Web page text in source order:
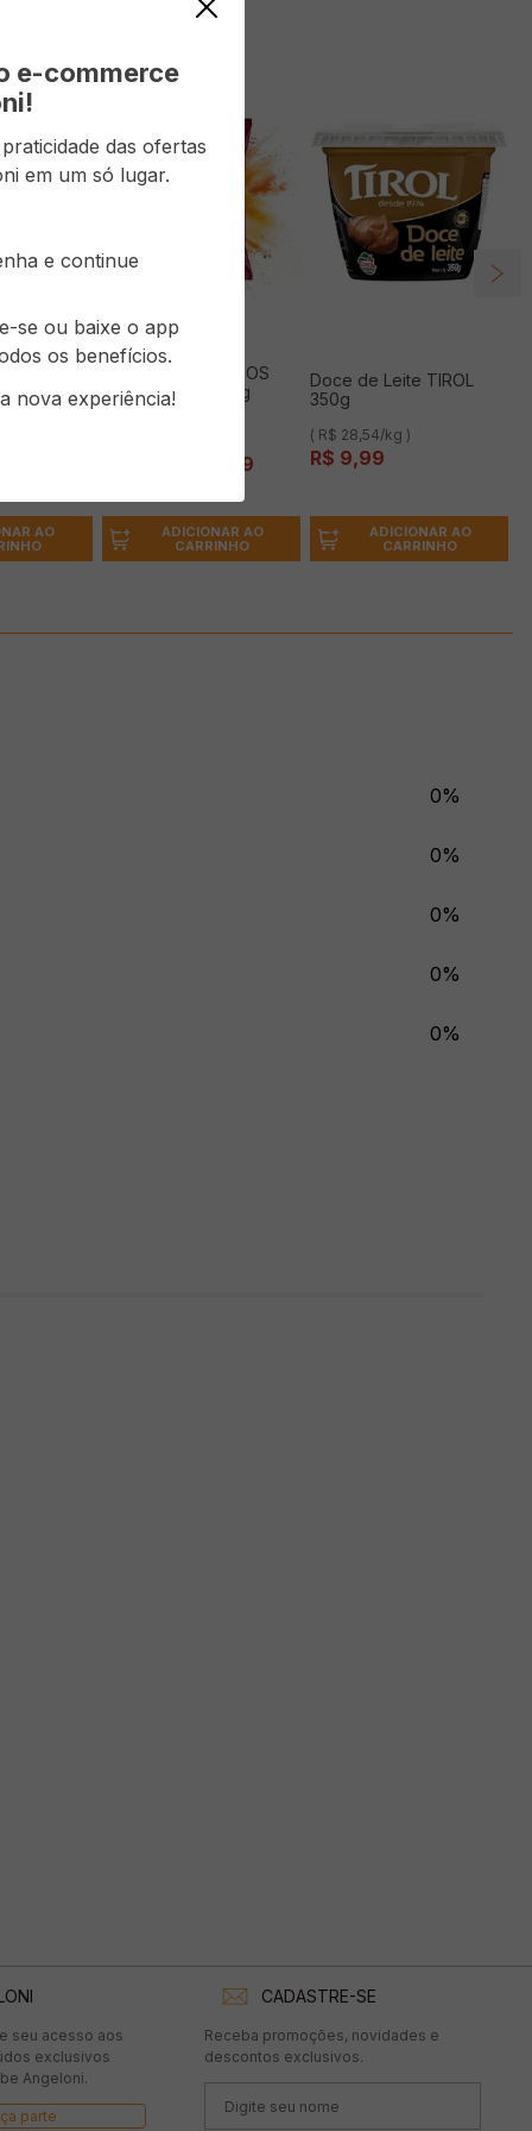
AO
Salgadinho DORITOS
Queijo Nacho 120g
99
ADICIONAR AO
CARRINHO
Doce de Leite TIROL
350g
( R$ 28,54/kg )
R$ 9,99
ADICIONAR AO
CARRINHO
0%
0%
0%
0%
0%
seu acesso aos
exclusivos
Angeloni.
parte
CADASTRE-SE
Receba promoções, novidades e
descontos exclusivos.
e-commerce
das ofertas
em um só lugar.
e continue
se ou baixe o app
os benefícios.
nova experiência!